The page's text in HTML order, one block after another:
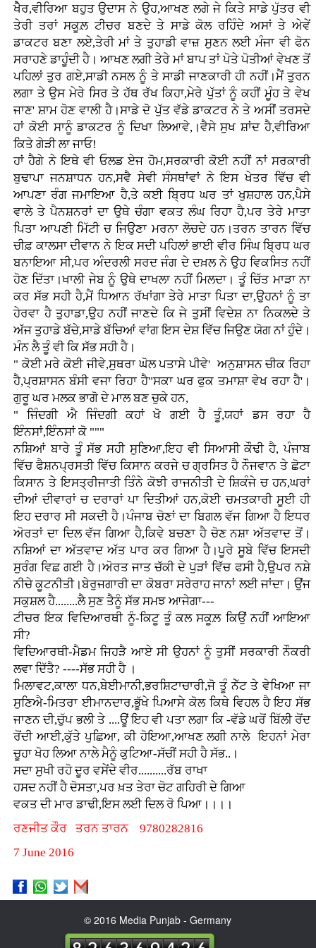
ਖੇੈਰ,ਵੀਰਿਆ ਬਹੁਤ ਉਦਾਸ ਨੇ ਉਹ,ਆਖਣ ਲਗੇ ਜੇ ਕਿਤੇ ਸਾਡੇ ਪੁੱਤਰ ਵੀ
ਤੇਰੀ ਤਰਾਂ ਸਕੂਲ਼ ਟੀਚਰ ਬਣਦੇ ਤੇ ਸਾਡੇ ਕੋਲ ਰਹਿੰਦੇ ਅਸਾਂ ਤੇ ਅੇਵੇਂ
ਡਾਕਟਰ ਬਣਾ ਲਏ,ਤੇਰੀ ਮਾਂ ਤੇ ਤੁਹਾਡੀ ਵਾਜ਼ ਸੁਣਨ ਲਈ ਮੰਜਾ ਵੀ ਫੋਨ
ਸਰਾਹਣੇ ਡਾਹੂੰਦੀ ਹੈ। ਆਖਣ ਲਗੀ ਤੇਰੇ ਮਾਂ ਬਾਪ ਤਾਂ ਪੋਤੇ ਪੋਤੀਆਂ ਵੇਖਣ ਤੋਂ
ਪਹਿਲਾਂ ਤੁਰ ਗਏ,ਸਾਡੀ ਨਸਲ ਨੂੰ ਤੇ ਸਾਡੀ ਜਾਣਕਾਰੀ ਹੀ ਨਹੀਂ।ਮੈਂ ਤੁਰਨ
ਲਗਾ ਤੇ ਉਸ ਮੇਰੇ ਸਿਰ ਤੇ ਹੱਥ ਰੱਖ ਕਿਹਾ,ਮੇਰੇ ਪੁੱਤਾਂ ਨੂੰ ਕਹੀਂ ਮੂੰਹ ਤੇ ਵੇਖ
ਜਾਣ' ਸ਼ਾਮ ਹੋਣ ਵਾਲੀ ਹੈ।ਸਾਡੇ ਦੋ ਪੁੱਤ ਵੱਡੇ ਡਾਕਟਰ ਨੇ ਤੇ ਅਸੀਂ ਤਰਸਦੇ
ਹਾਂ ਕੋਈ ਸਾਨੂੰ ਡਾਕਟਰ ਨੂੰ ਦਿਖਾ ਲਿਆਵੇ,।ਵੈਸੇ ਸੁਖ ਸ਼ਾਂਦ ਹੈ,ਵੀਰਿਆ
ਕਿਤੇ ਗੇੜੀ ਲਾ ਜਾਓ!
ਹਾਂ ਹੈਗੇ ਨੇ ਇਥੇ ਵੀ ਓਲਡ ਏਜ ਹੋਮ,ਸਰਕਾਰੀ ਕੋਈ ਨਹੀਂ ਨਾਂ ਸਰਕਾਰੀ
ਬੁਢਾਪਾ ਜਨਸ਼ਾਧਨ ਹਨ,ਸਵੈ ਸੇਵੀ ਸੰਸਥਾਂਵਾਂ ਨੇ ਇਸ ਖੇਤਰ ਵਿੱਚ ਵੀ
ਆਪਣਾ ਰੰਗ ਜਮਾਇਆ ਹੈ,ਤੇ ਕਈ ਬ੍ਰਿਧ ਘਰ ਤਾਂ ਖੁਸ਼ਹਾਲ ਹਨ,ਪੈਸੇ
ਵਾਲੇ ਤੇ ਪੈਨਸ਼ਨਰਾਂ ਦਾ ਉਥੇ ਚੰਗਾ ਵਕਤ ਲੰਘ ਰਿਹਾ ਹੈ,ਪਰ ਤੇਰੇ ਮਾਤਾ
ਪਿਤਾ ਆਪਣੀ ਮਿੱਟੀ ਚ ਜਿਉਣਾ ਮਰਨਾ ਲੋਚਦੇ ਹਨ।ਤਰਨ ਤਾਰਨ ਵਿੱਚ
ਚੀਫ਼ ਕਾਲਸਾ ਦੀਵਾਨ ਨੇ ਇਕ ਸਦੀ ਪਹਿਲਾਂ ਭਾਈ ਵੀਰ ਸਿੰਘ ਬ੍ਰਿਧ ਘਰ
ਬਨਾਇਆ ਸੀ,ਪਰ ਅੰਦਰਲੀ ਸਰਦ ਜੰਗ ਦੇ ਦਖ਼ਲ ਨੇ ਉਹ ਵਿਕਸਿਤ ਨਹੀਂ
ਹੋਣ ਦਿੱਤਾ।ਖਾਲੀ ਜੇਬ ਨੂੰ ਉਥੇ ਦਾਖਲਾ ਨਹੀਂ ਮਿਲਦਾ। ਤੂੰ ਚਿੱਤ ਮਾੜਾ ਨਾ
ਕਰ ਸੱਭ ਸਹੀ ਹੈ,ਮੈਂ ਧਿਆਨ ਰੱਖਾਂਗਾ ਤੇਰੇ ਮਾਤਾ ਪਿਤਾ ਦਾ,ਉਹਨਾਂ ਨੂੰ ਤਾ
ਹੇਰਵਾ ਹੈ ਤੁਹਾਡਾ,ਉਹ ਨਹੀਂ ਜਾਣਦੇ ਕਿ ਜੇ ਤੁਸੀਂ ਵਿਦੇਸ਼ ਨਾ ਨਿਕਲਦੇ ਤੇ
ਅੱਜ ਤੁਹਾਡੇ ਬੱਚੇ,ਸਾਡੇ ਬੱਚਿਆਂ ਵਾਂਗ ਇਸ ਦੇਸ਼ ਵਿੱਚ ਜਿਉਣ ਯੋਗ ਨਾਂ ਹੁੰਦੇ।
ਮੰਨ ਲੈ ਤੂੰ ਵੀ ਕਿ ਸੱਭ ਸਹੀ ਹੈ।
" ਕੋਈ ਮਰੇ ਕੋਈ ਜੀਵੇ,ਸੁਥਰਾ ਘੋਲ ਪਤਾਸੇ ਪੀਵੇ' ਅਨੁਸ਼ਾਸਨ ਚੀਕ ਰਿਹਾ
ਹੈ,ਪ੍ਰਸ਼ਾਸਨ ਬੰਸੀ ਵਜਾ ਰਿਹਾ ਹੈ"ਸਕਾ ਘਰ ਫੁਕ ਤਮਾਸ਼ਾ ਵੇਖ ਰਹਾ ਹੈ'।
ਗੁਰੂ ਘਰ ਮਲਕ ਭਾਗੋ ਦੇ ਮਾਲ ਬਣ ਚੁਕੇ ਹਨ,
" ਜਿੰਦਗੀ ਐ ਜਿੰਦਗੀ ਕਹਾਂ ਖੋ ਗਈ ਹੈ ਤੂੰ,ਯਹਾਂ ਡਸ ਰਹਾ ਹੈ
ਇੰਨਸਾਂ,ਇੰਨਸਾਂ ਕੋ """
ਨਸ਼ਿਆਂ ਬਾਰੇ ਤੂੰ ਸੱਭ ਸਹੀ ਸੁਣਿਆ,ਇਹ ਵੀ ਸਿਆਸੀ ਕੌਢੀ ਹੈ, ਪੰਜਾਬ
ਵਿੱਚ ਫੈਸ਼ਨਪ੍ਰਸਤੀ ਵਿੱਚ ਕਿਸਾਨ ਕਰਜੇ ਚ ਗ੍ਰਸਿਤ ਹੈ ਨੌਜਵਾਨ ਤੇ ਛੋਟਾ
ਕਿਸਾਨ ਤੇ ਇਸਤ੍ਰੀਜਾਤੀ ਤਿੰਨੇ ਕੋਝੀ ਰਾਜਨੀਤੀ ਦੇ ਸ਼ਿਕੰਜੇ ਚ ਹਨ,ਘਰਾਂ
ਦੀਆਂ ਦੀਵਾਰਾਂ ਚ ਦਰਾਰਾਂ ਪਾ ਦਿਤੀਆਂ ਹਨ,ਕੋਈ ਚਮਤਕਾਰੀ ਸੂਈ ਹੀ
ਇਹ ਦਰਾਰ ਸੀ ਸਕਦੀ ਹੈ।ਪੰਜਾਬ ਚੋਣਾਂ ਦਾ ਬਿਗਲ ਵੱਜ ਗਿਆ ਹੈ ਇਧਰ
ਅੋਰਤਾਂ ਦਾ ਦਿਲ ਵੱਜ ਗਿਆ ਹੈ,ਕਿਵੇ ਬਚਣਾ ਹੈ ਚੋਣ ਨਸ਼ਾ ਅੱਤਵਾਦ ਤੋਂ।
ਨਸ਼ਿਆਂ ਦਾ ਅੱਤਵਾਦ ਅੱਤ ਪਾਰ ਕਰ ਗਿਆ ਹੈ।ਪੂਰੇ ਸੂਬੇ ਵਿੱਚ ਇਸਦੀ
ਸੁਰੰਗ ਵਿਛ ਗਈ ਹੈ।ਅੋਰਤ ਜਾਤ ਚੱਕੀ ਦੇ ਪੁੜਾਂ ਵਿੱਚ ਫਸੀ ਹੈ,ਉਪਰ ਨਸ਼ੇ
ਨੀਚੇ ਕੂਟਨੀਤੀ।ਬੇਰੁਜਗਾਰੀ ਦਾ ਕੋਬਰਾ ਸਰੇਰਾਹ ਜਾਨਾਂ ਲਈ ਜਾਂਦਾ। ਉਂਜ
ਸਕੁਸ਼ਲ ਹੈ........ਲੈ ਸੁਣ ਤੈਨੂੰ ਸੱਭ ਸਮਝ ਆਜੇਗਾ---
ਟੀਚਰ ਇਕ ਵਿਦਿਆਰਥੀ ਨੂੰ-ਕਿਟੂ ਤੂੰ ਕਲ ਸਕੂਲ਼ ਕਿਉਂ ਨਹੀਂ ਆਇਆ
ਸੀ?
ਵਿਦਿਆਰਥੀ-ਮੈਡਮ ਜਿਹੜੈ ਆਏ ਸੀ ਉਹਨਾਂ ਨੂੰ ਤੁਸੀਂ ਸਰਕਾਰੀ ਨੌਕਰੀ
ਲਵਾ ਦਿੱਤੈ? ----ਸੱਭ ਸਹੀ ਹੈ ।
ਮਿਲਾਵਟ,ਕਾਲਾ ਧਨ,ਬੇਈਮਾਨੀ,ਭਰਸ਼ਿਟਾਚਾਰੀ,ਜੋ ਤੂੰ ਨੇੱਟ ਤੇ ਵੇਖਿਆ ਜਾ
ਸੁਣਿਐ-ਮਿਤਰਾ ਈਮਾਨਦਾਰ,ਭੂੱਖੇ ਪਿਆਸੇ ਕੋਲ ਕਿਥੇ ਵਿਹਲ ਹੈ ਇਹ ਸੱਭ
ਜਾਣਨ ਦੀ,ਚੁੱਪ ਭਲੀ ਤੇ ....ਊਂ ਇਹ ਵੀ ਪਤਾ ਲਗਾ ਕਿ -ਵੱਡੇ ਘਰੋਂ ਬਿੱਲੀ ਰੋਂਦ
ਰੋਂਦੀ ਆਈ,ਕੁੱਤੇ ਪੁਛਿਆ, ਕੀ ਹੋਇਆ,ਆਖਣ ਲਗੀ ਨਾਲੇ ਇਹਨਾਂ ਮੇਰਾ
ਚੂਹਾ ਖੋਹ ਲਿਆ ਨਾਲੇ ਮੈਨੂੰ ਕੁਟਿਆ-ਸੱਚੀਂ ਸਹੀ ਹੈ ਸੱਭ..।
ਸਦਾ ਸੁਖੀ ਰਹੋ ਦੂਰ ਵਸੇਂਦੇ ਵੀਰ..........ਰੱਬ ਰਾਖਾ
ਹਸਦ ਨਹੀਂ ਹੈ ਦੋਸਤਾ,ਪਰ ਖ਼ਤ ਤੇਰਾ ਚੋਟ ਗਹਿਰੀ ਦੇ ਗਿਆ
ਵਕਤ ਦੀ ਮਾਰ ਡਾਢੀ,ਇਸ ਲਈ ਦਿਲ ਰੋ ਪਿਆ।।।।
ਰਣਜੀਤ ਕੌਰ ਤਰਨ ਤਾਰਨ 9780282816
7 June 2016
© 2016 Media Punjab - Germany